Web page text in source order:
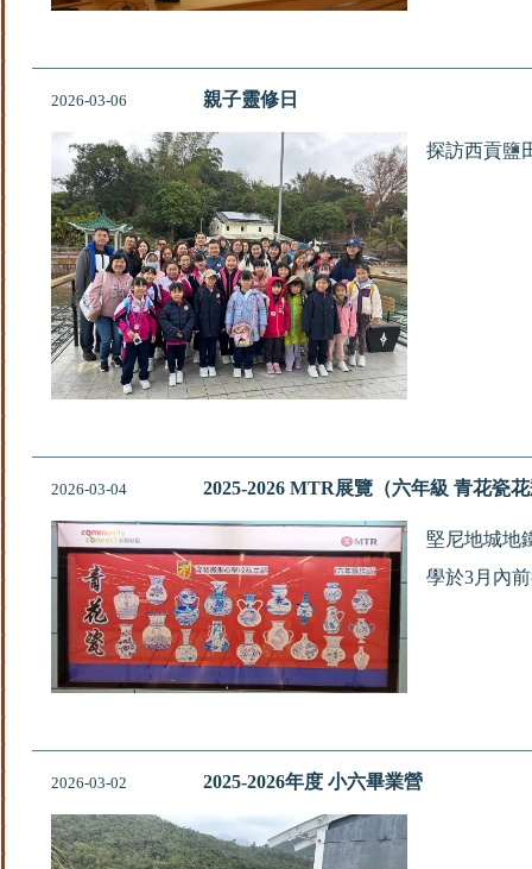
2026-03-06 親子靈修日
探訪西貢鹽
2026-03-04 2025-2026 MTR展覽（六年級 青花瓷
堅尼地城地
學於3月內
2026-03-02 2025-2026年度 小六畢業營